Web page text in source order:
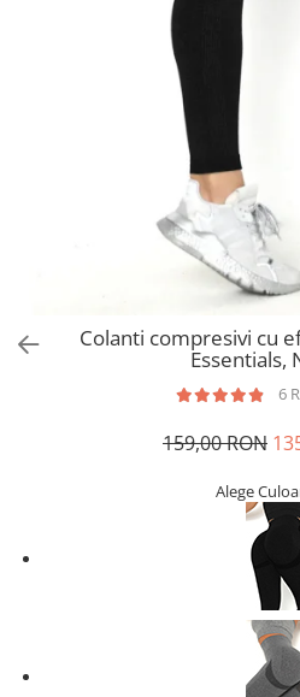
Colanti compresivi cu
Essentials,
6
159,00 RON
Alege